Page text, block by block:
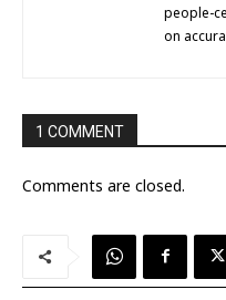
people-
on
1 COMMENT
Comments are closed.